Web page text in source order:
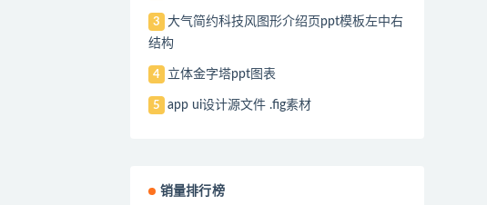
3
大气简约科技风图形介绍页ppt模板左中右
结构
4 立体金字塔ppt图表
5 app ui设计源文件 .fig素材
销量排行榜